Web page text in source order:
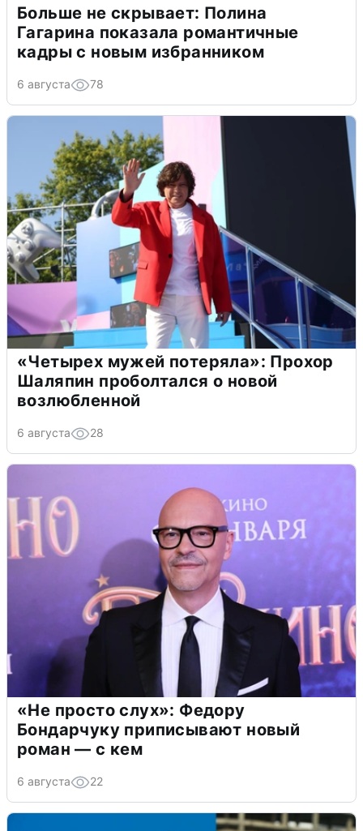
Больше не скрывает: Полина
Гагарина показала романтичные
кадры с новым избранником
6 августа 78
«Четырех мужей потеряла»: Прохор
Шаляпин проболтался о новой
возлюбленной
6 августа 28
«Не просто слух»: Федору
Бондарчуку приписывают новый
роман — с кем
6 августа 22